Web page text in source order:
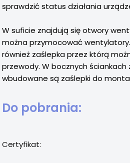
sprawdzić status działania
W suficie znajdują się otwory
można przymocować
również zaślepka przez którą
przewody. W bocznych
wbudowane są zaślepki do
Do pobrania:
Certyfikat: